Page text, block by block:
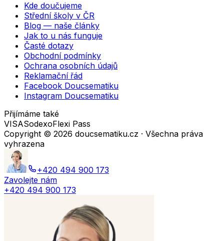
Kde doučujeme
Střední školy v ČR
Blog — naše články
Jak to u nás funguje
Časté dotazy
Obchodní podmínky
Ochrana osobních údajů
Reklamační řád
Facebook Doucsematiku
Instagram Doucsematiku
Přijímáme také
VISASodexoFlexi Pass
Copyright © 2026 doucsematiku.cz · Všechna práva
vyhrazena
+420 494 900 173
Zavolejte nám
+420 494 900 173